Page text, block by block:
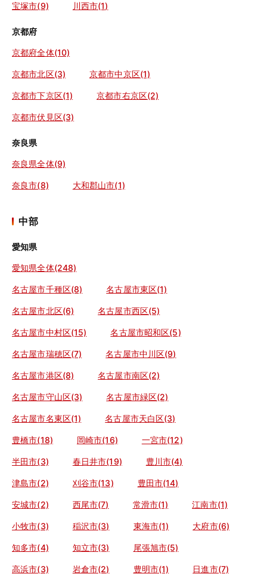
宝塚市(9) 川西市(1)
京都府
京都府全体(10)
京都市北区(3) 京都市中京区(1)
京都市下京区(1) 京都市右京区(2)
京都市伏見区(3)
奈良県
奈良県全体(9)
奈良市(8) 大和郡山市(1)
中部
愛知県
愛知県全体(248)
名古屋市千種区(8) 名古屋市東区(1)
名古屋市北区(6) 名古屋市西区(5)
名古屋市中村区(15) 名古屋市昭和区(5)
名古屋市瑞穂区(7) 名古屋市中川区(9)
名古屋市港区(8) 名古屋市南区(2)
名古屋市守山区(3) 名古屋市緑区(2)
名古屋市名東区(1) 名古屋市天白区(3)
豊橋市(18) 岡崎市(16) 一宮市(12)
半田市(3) 春日井市(19) 豊川市(4)
津島市(2) 刈谷市(13) 豊田市(14)
安城市(2) 西尾市(7) 常滑市(1) 江南市(1)
小牧市(3) 稲沢市(3) 東海市(1) 大府市(6)
知多市(4) 知立市(3) 尾張旭市(5)
高浜市(3) 岩倉市(2) 豊明市(1) 日進市(7)